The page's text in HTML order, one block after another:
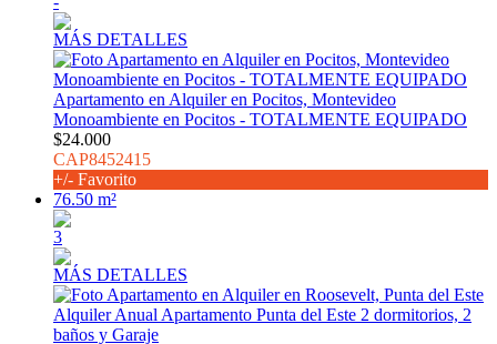
MÁS DETALLES
Apartamento en Alquiler en Pocitos, Montevideo
Monoambiente en Pocitos - TOTALMENTE EQUIPADO
$24.000
CAP8452415
+/- Favorito
76.50 m²
3
MÁS DETALLES